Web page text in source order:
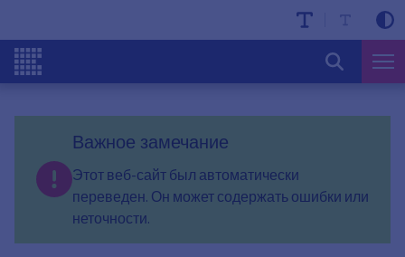
Важное замечание
Этот веб-сайт был автоматически
переведен. Он может содержать ошибки или
неточности.